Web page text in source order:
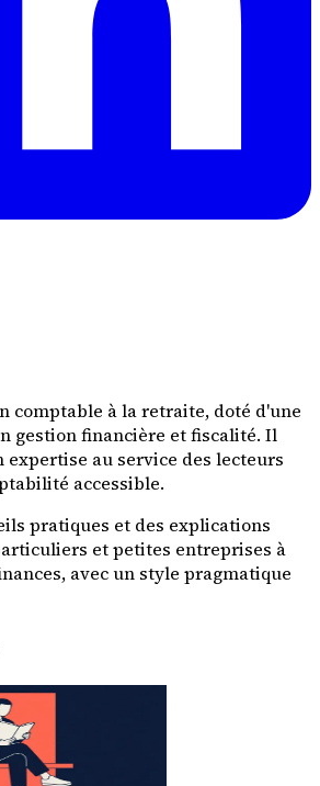
comptable à la retraite, doté d'une
gestion financière et fiscalité. Il
au service des lecteurs
accessible.
pratiques et des explications
et petites entreprises à
avec un style pragmatique